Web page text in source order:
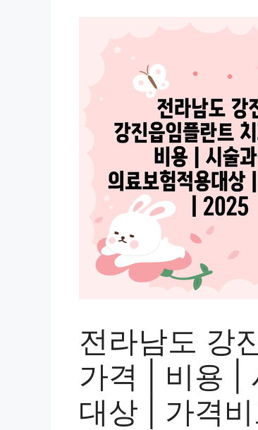
전라남도 강
가격 | 비용 |
대상 | 가격